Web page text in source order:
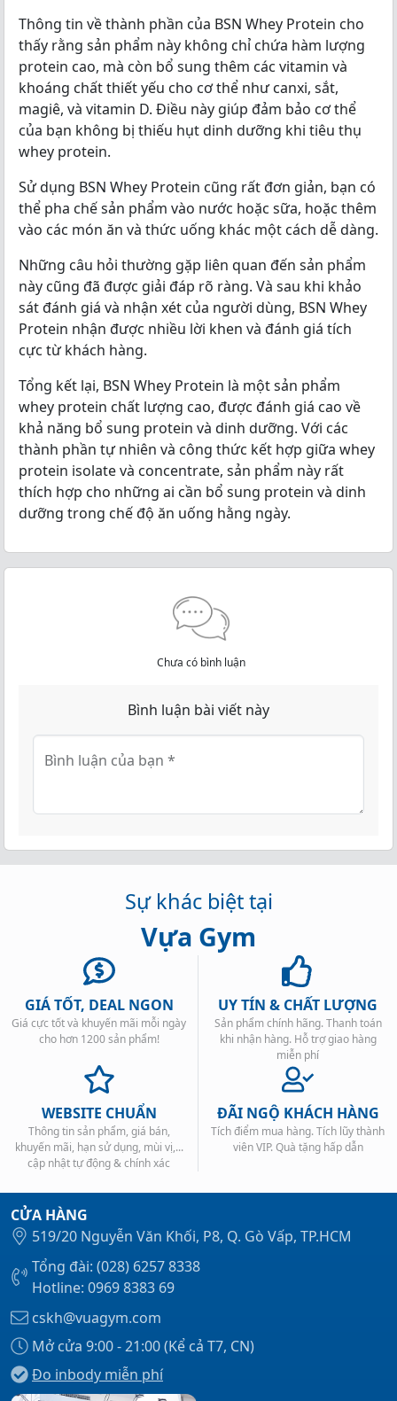
Thông tin về thành phần của BSN Whey Protein cho
thấy rằng sản phẩm này không chỉ chứa hàm lượng
protein cao, mà còn bổ sung thêm các vitamin và
khoáng chất thiết yếu cho cơ thể như canxi, sắt,
magiê, và vitamin D. Điều này giúp đảm bảo cơ thể
của bạn không bị thiếu hụt dinh dưỡng khi tiêu thụ
whey protein.
Sử dụng BSN Whey Protein cũng rất đơn giản, bạn có
thể pha chế sản phẩm vào nước hoặc sữa, hoặc thêm
vào các món ăn và thức uống khác một cách dễ dàng.
Những câu hỏi thường gặp liên quan đến sản phẩm
này cũng đã được giải đáp rõ ràng. Và sau khi khảo
sát đánh giá và nhận xét của người dùng, BSN Whey
Protein nhận được nhiều lời khen và đánh giá tích
cực từ khách hàng.
Tổng kết lại, BSN Whey Protein là một sản phẩm
whey protein chất lượng cao, được đánh giá cao về
khả năng bổ sung protein và dinh dưỡng. Với các
thành phần tự nhiên và công thức kết hợp giữa whey
protein isolate và concentrate, sản phẩm này rất
thích hợp cho những ai cần bổ sung protein và dinh
dưỡng trong chế độ ăn uống hằng ngày.
Chưa có bình luận
Bình luận bài viết này
Bình luận của bạn *
Sự khác biệt tại
Vựa Gym
GIÁ TỐT, DEAL NGON
Giá cực tốt và khuyến mãi mỗi ngày
cho hơn 1200 sản phẩm!
UY TÍN & CHẤT LƯỢNG
Sản phẩm chính hãng. Thanh toán
khi nhận hàng. Hỗ trợ giao hàng
miễn phí
WEBSITE CHUẨN
Thông tin sản phẩm, giá bán,
khuyến mãi, hạn sử dụng, mùi vị,...
cập nhật tự động & chính xác
ĐÃI NGỘ KHÁCH HÀNG
Tích điểm mua hàng. Tích lũy thành
viên VIP. Quà tặng hấp dẫn
CỬA HÀNG
519/20 Nguyễn Văn Khối, P8, Q. Gò Vấp, TP.HCM
Tổng đài: (028) 6257 8338
Hotline: 0969 8383 69
cskh@vuagym.com
Mở cửa 9:00 - 21:00 (Kể cả T7, CN)
Đo inbody miễn phí